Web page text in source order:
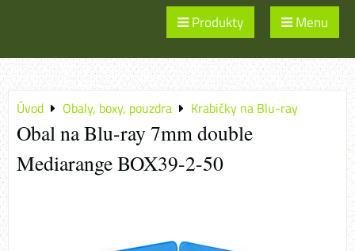
Produkty Menu
Úvod Obaly, boxy, pouzdra Krabičky na Blu-ray
Obal na Blu-ray 7mm double
Mediarange BOX39-2-50